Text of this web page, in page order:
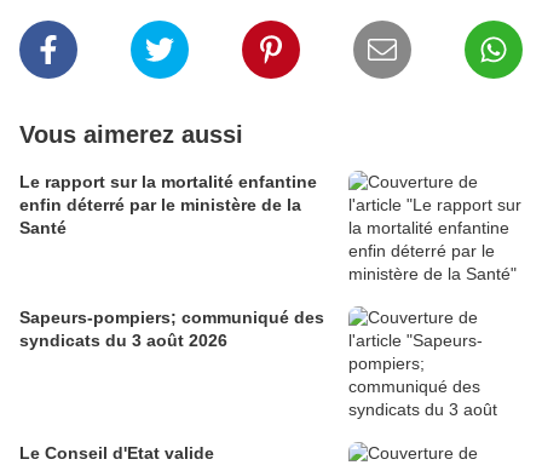
Vous aimerez aussi
Le rapport sur la mortalité enfantine
enfin déterré par le ministère de la
Santé
Sapeurs-pompiers; communiqué des
syndicats du 3 août 2026
Le Conseil d'Etat valide